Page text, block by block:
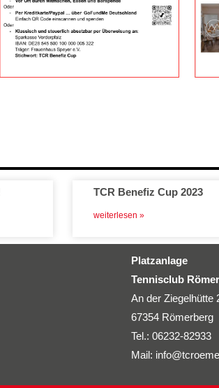
TCR Benefiz Cup 2023
weiterlesen »
Platzanlage
Tennisclub
An der Ziegelhütte
67354 Römerberg
Tel.: 06232-82933
Mail: